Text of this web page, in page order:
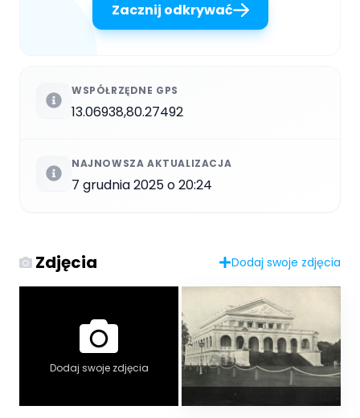
Zacznij odkrywać
WSPÓŁRZĘDNE GPS
13.06938,80.27492
NAJNOWSZA AKTUALIZACJA
7 grudnia 2025 o 20:24
Zdjęcia Dodaj swoje zdjęcia
Dodaj swoje zdjęcia